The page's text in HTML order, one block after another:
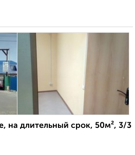
на длительный срок, 50м², 3/3